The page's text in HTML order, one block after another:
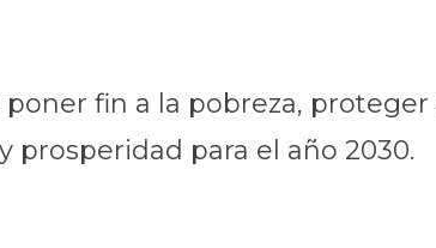
fin a la pobreza,
prosperidad para el año 2030.